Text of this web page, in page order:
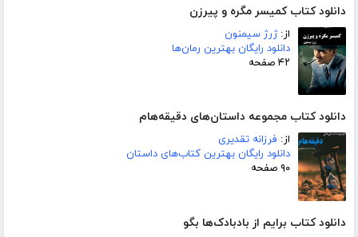
دانلود کتاب کمیسر مگره و پیرزن
از:ژرژ سیمنون
دانلود رایگان بهترین رمان‌ها
۴۲ صفحه
دانلود کتاب مجموعه داستان‌های دقیقه‌هام
از: فرزانه تقدیری
دانلود رایگان بهترین کتاب‌های داستان
۹۰ صفحه
دانلود کتاب برایم از بادبادک‌ها بگو